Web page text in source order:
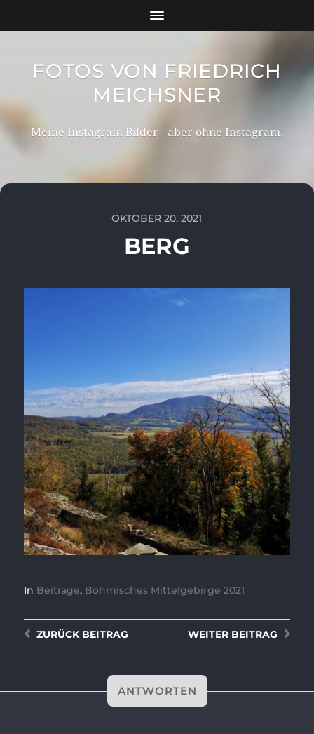
FOTOS VON FRIEDRICH
MEICHSNER
Meine Instagram Bilder - aber ohne Instagram.
OKTOBER 20, 2021
BERG
In Beiträge, Böhmisches Mittelgebirge 2021
WEITER BEITRAG
ZURÜCKBEITRAG
ANTWORTEN